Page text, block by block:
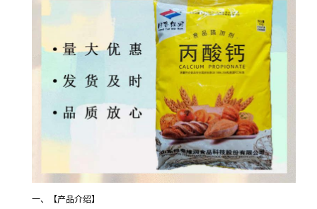
一、【产品介绍】